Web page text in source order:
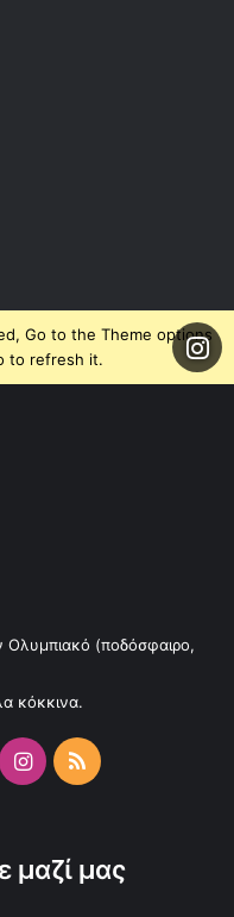
Go to the Theme options
to refresh it.
Ολυμπιακό (ποδόσφαιρο,
κόκκινα.
Instagram
RSS
μαζί μας